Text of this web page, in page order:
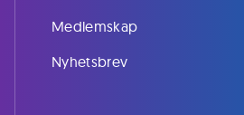
Medlemskap
Nyhetsbrev